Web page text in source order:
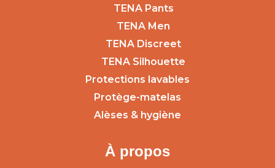
TENA Pants
TENA Men
TENA Discreet
TENA Silhouette
Protections lavables
Protège-matelas
Alèses & hygiène
À propos